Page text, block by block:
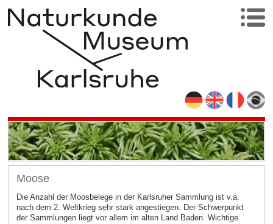
Moose
Die Anzahl der Moosbelege in der Karlsruher Sammlung ist v.a.
nach dem 2. Weltkrieg sehr stark angestiegen. Der Schwerpunkt
der Sammlungen liegt vor allem im alten Land Baden. Wichtige